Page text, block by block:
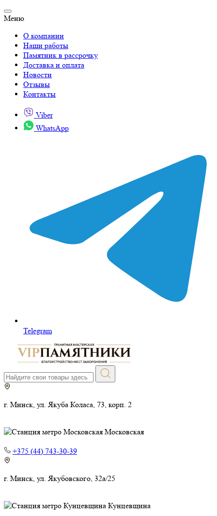
Меню
О компании
Наши работы
Памятник в рассрочку
Доставка и оплата
Новости
Отзывы
Контакты
Viber
WhatsApp
Telegram
г. Минск, ул. Якуба Коласа, 73, корп. 2
Московская
+375 (44) 743-30-39
г. Минск, ул. Якубовского, 32а/25
Кунцевщина